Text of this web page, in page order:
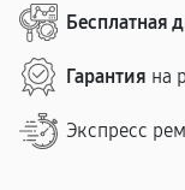
Бесплатная
Гарантия на
Экспресс